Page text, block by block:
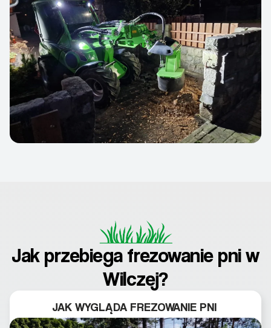
Jak przebiega frezowanie pni w
Wilczej?
JAK WYGLĄDA FREZOWANIE PNI